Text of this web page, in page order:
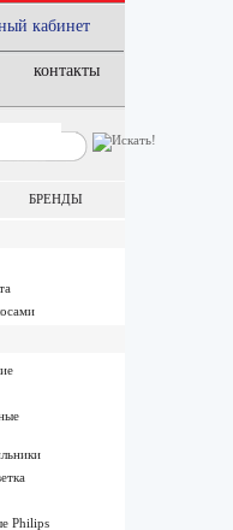
кабинет
контакты
БРЕНДЫ
Philips